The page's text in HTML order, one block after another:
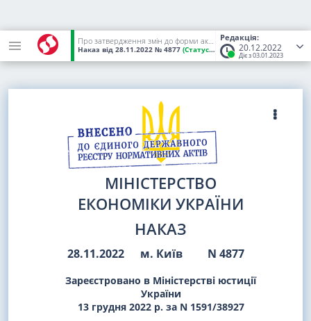
Редакція:
20.12.2022
Діє з 03.01.2023
Про затвердження змін до форми акта, складеного за результатами проведення планового (позапланового) заходу державного нагляду (контролю) щодо додержання суб'єктом господарювання вимог законодавства у сфері захисту прав споживачів
Наказ від 28.11.2022 № 4877 (Статус: Чинний)
МІНІСТЕРСТВО
ЕКОНОМІКИ УКРАЇНИ
НАКАЗ
28.11.2022 м. Київ N 4877
Зареєстровано в Міністерстві юстиції
України
13 грудня 2022 р. за N 1591/38927